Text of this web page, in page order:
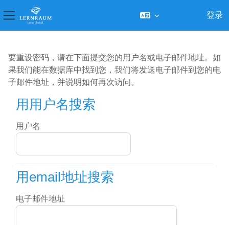
停靠面板
登录
要重设密码，请在下面提交您的用户名或电子邮件地址。如
果我们能在数据库中找到您，我们将发送电子邮件到您的电
子邮件地址，并说明如何再次访问。
用用户名搜索
用用户名搜索
用户名
用email地址搜索
用email地址搜索
电子邮件地址